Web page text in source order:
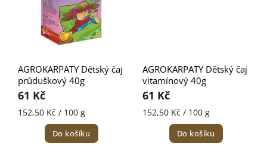
AGROKARPATY Dětský čaj
průduškový 40g
61 Kč
152,50 Kč / 100 g
Do košíku
AGROKARPATY Dětský čaj
vitamínový 40g
61 Kč
152,50 Kč / 100 g
Do košíku